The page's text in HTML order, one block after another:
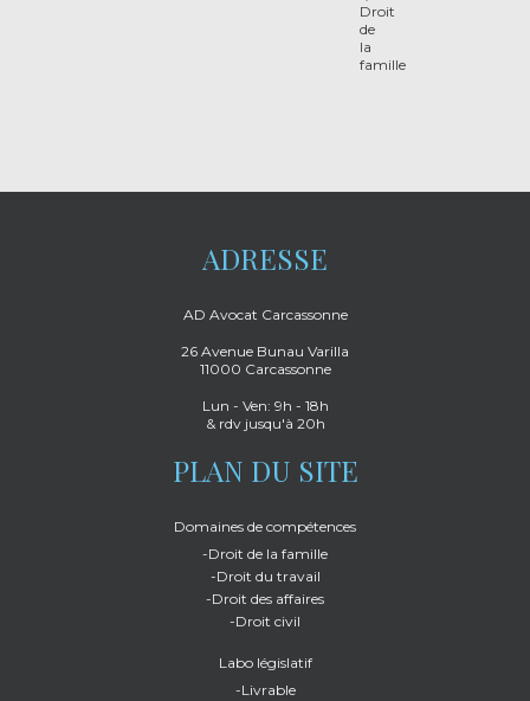
Droit
de
la
famille
ADRESSE
AD Avocat Carcassonne
26 Avenue Bunau Varilla
11000 Carcassonne
Lun - Ven: 9h - 18h
& rdv jusqu'à 20h
PLAN DU SITE
Domaines de compétences
-Droit de la famille
-Droit du travail
-Droit des affaires
-Droit civil
Labo législatif
-Livrable